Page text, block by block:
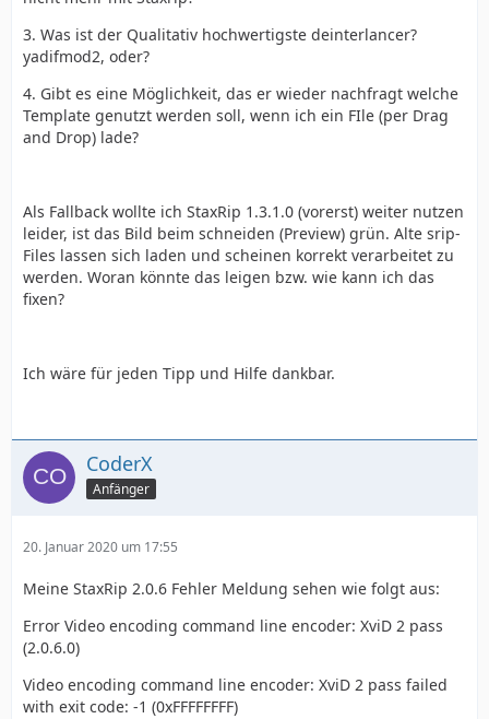
3. Was ist der Qualitativ hochwertigste deinterlancer?
yadifmod2, oder?
4. Gibt es eine Möglichkeit, das er wieder nachfragt welche
Template genutzt werden soll, wenn ich ein FIle (per Drag
and Drop) lade?
Als Fallback wollte ich StaxRip 1.3.1.0 (vorerst) weiter nutzen
leider, ist das Bild beim schneiden (Preview) grün. Alte srip-
Files lassen sich laden und scheinen korrekt verarbeitet zu
werden. Woran könnte das leigen bzw. wie kann ich das
fixen?
Ich wäre für jeden Tipp und Hilfe dankbar.
CoderX
Anfänger
20. Januar 2020 um 17:55
Meine StaxRip 2.0.6 Fehler Meldung sehen wie folgt aus:
Error Video encoding command line encoder: XviD 2 pass
(2.0.6.0)
Video encoding command line encoder: XviD 2 pass failed
with exit code: -1 (0xFFFFFFFF)